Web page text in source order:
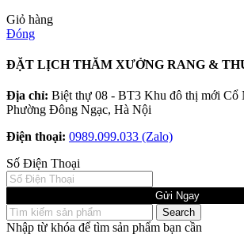
Giỏ hàng
Đóng
ĐẶT LỊCH THĂM XƯỞNG RANG &
Địa chỉ: Biệt thự 08 - BT3 Khu đô thị mới Cổ
Phường Đông Ngạc, Hà Nội
Điện thoại: 0989.099.033 (Zalo)
Số Điện Thoại
Gửi Ngay
Search
Nhập từ khóa để tìm sản phẩm bạn cần